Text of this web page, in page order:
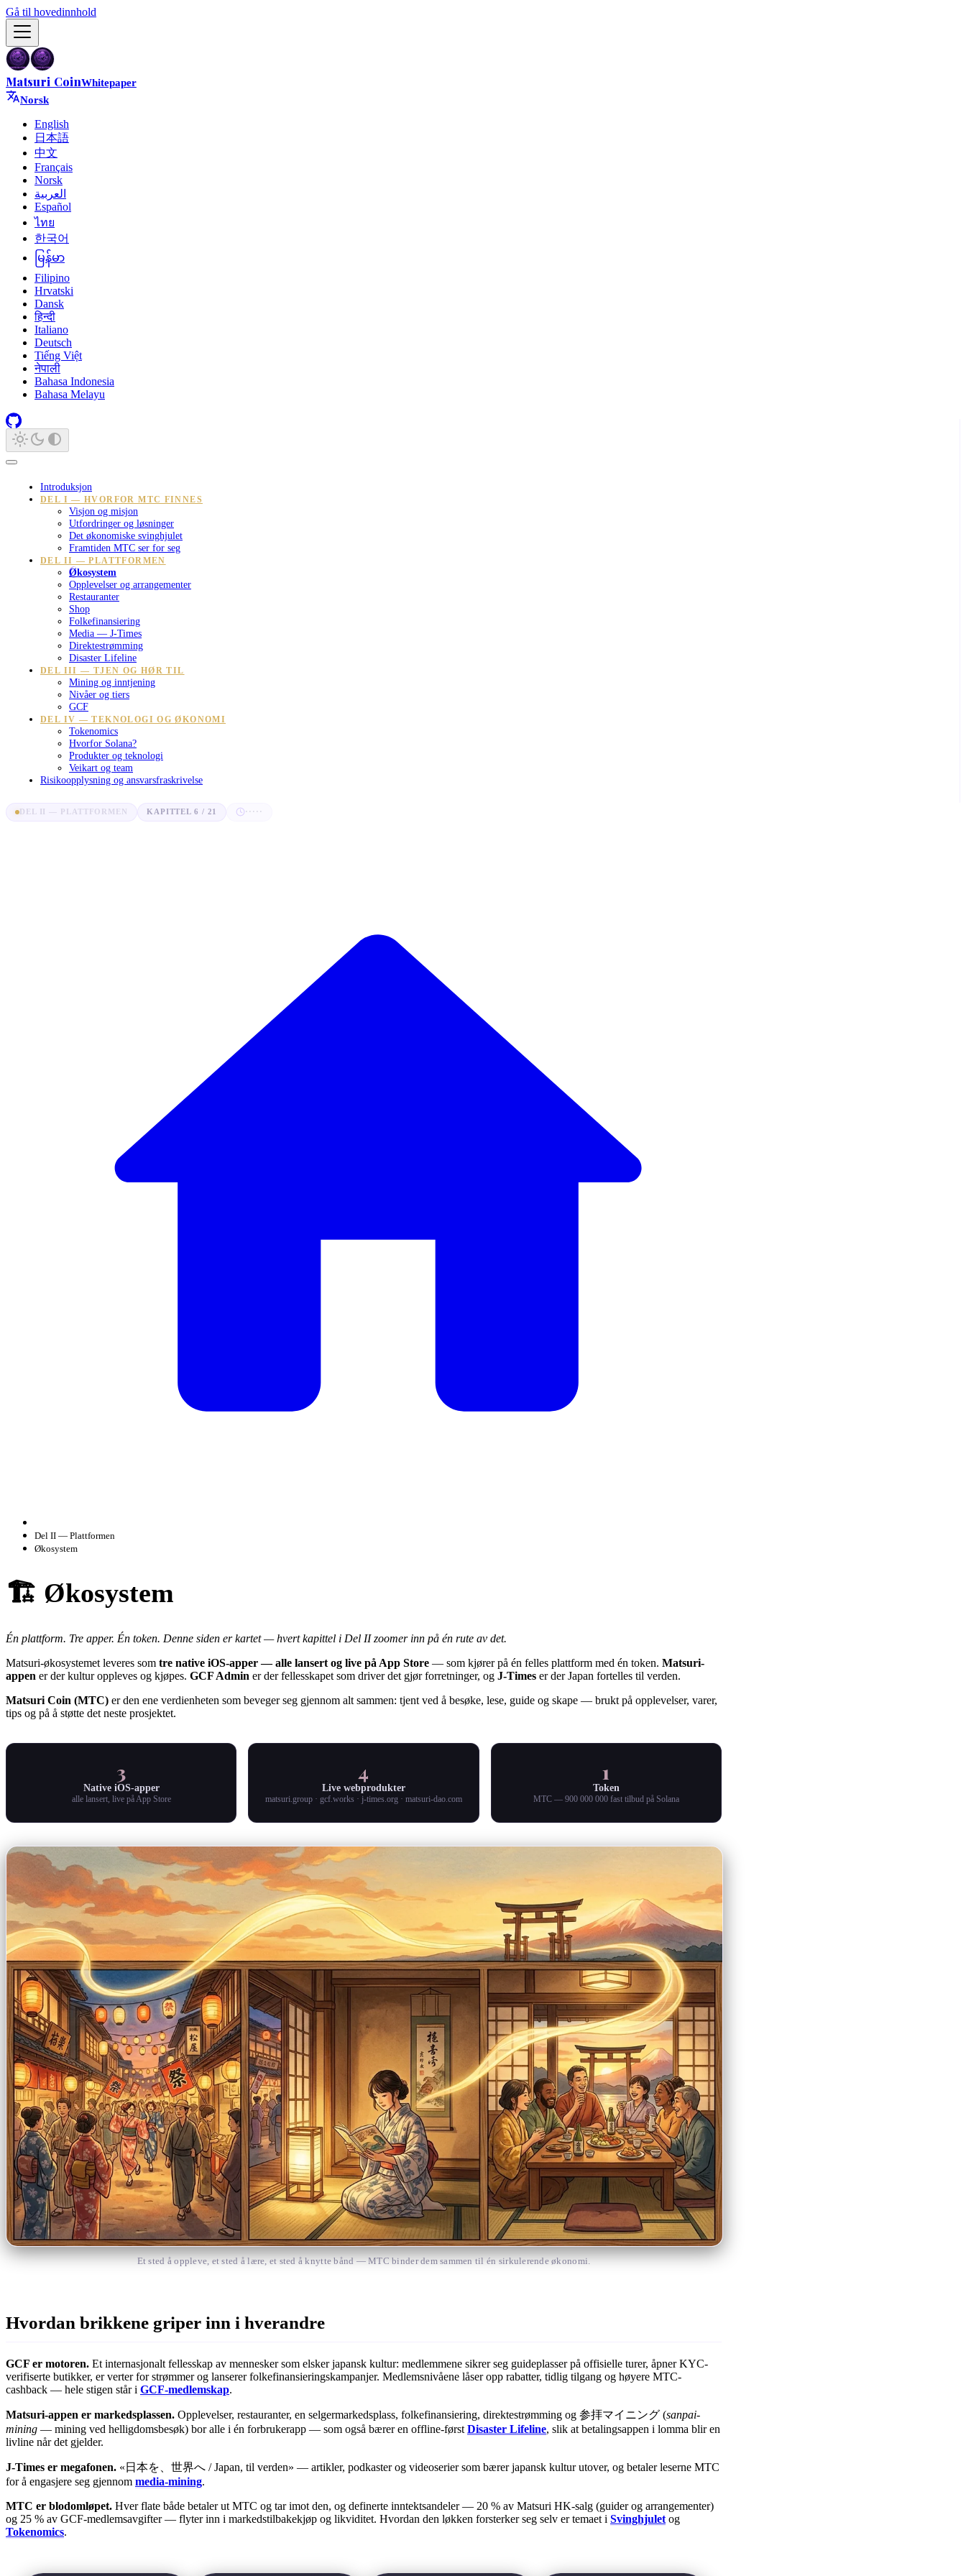
Gå til hovedinnhold
Matsuri CoinWhitepaper
Norsk
English
日本語
中文
Français
Norsk
العربية
Español
ไทย
한국어
မြန်မာ
Filipino
Hrvatski
Dansk
हिन्दी
Italiano
Deutsch
Tiếng Việt
नेपाली
Bahasa Indonesia
Bahasa Melayu
Introduksjon
DEL I — HVORFOR MTC FINNES
Visjon og misjon
Utfordringer og løsninger
Det økonomiske svinghjulet
Framtiden MTC ser for seg
DEL II — PLATTFORMEN
Økosystem
Opplevelser og arrangementer
Restauranter
Shop
Folkefinansiering
Media — J-Times
Direktestrømming
Disaster Lifeline
DEL III — TJEN OG HØR TIL
Mining og inntjening
Nivåer og tiers
GCF
DEL IV — TEKNOLOGI OG ØKONOMI
Tokenomics
Hvorfor Solana?
Produkter og teknologi
Veikart og team
Risikoopplysning og ansvarsfraskrivelse
DEL II — PLATTFORMEN KAPITTEL 6 / 21 ·····
Del II — Plattformen
Økosystem
🏗️ Økosystem
Én plattform. Tre apper. Én token. Denne siden er kartet — hvert kapittel i Del II zoomer inn på én rute av det.
Matsuri-økosystemet leveres som tre native iOS-apper — alle lansert og live på App Store — som kjører på én felles plattform med én token. Matsuri-
appen er der kultur oppleves og kjøpes. GCF Admin er der fellesskapet som driver det gjør forretninger, og J-Times er der Japan fortelles til verden.
Matsuri Coin (MTC) er den ene verdienheten som beveger seg gjennom alt sammen: tjent ved å besøke, lese, guide og skape — brukt på opplevelser, varer,
tips og på å støtte det neste prosjektet.
3
Native iOS-apper
alle lansert, live på App Store
4
Live webprodukter
matsuri.group · gcf.works · j-times.org · matsuri-dao.com
1
Token
MTC — 900 000 000 fast tilbud på Solana
Et sted å oppleve, et sted å lære, et sted å knytte bånd — MTC binder dem sammen til én sirkulerende økonomi.
Hvordan brikkene griper inn i hverandre
GCF er motoren. Et internasjonalt fellesskap av mennesker som elsker japansk kultur: medlemmene sikrer seg guideplasser på offisielle turer, åpner KYC-
verifiserte butikker, er verter for strømmer og lanserer folkefinansieringskampanjer. Medlemsnivåene låser opp rabatter, tidlig tilgang og høyere MTC-
cashback — hele stigen står i GCF-medlemskap.
Matsuri-appen er markedsplassen. Opplevelser, restauranter, en selgermarkedsplass, folkefinansiering, direktestrømming og 参拝マイニング (sanpai-
mining — mining ved helligdomsbesøk) bor alle i én forbrukerapp — som også bærer en offline-først Disaster Lifeline, slik at betalingsappen i lomma blir en
livline når det gjelder.
J-Times er megafonen. «日本を、世界へ / Japan, til verden» — artikler, podkaster og videoserier som bærer japansk kultur utover, og betaler leserne MTC
for å engasjere seg gjennom media-mining.
MTC er blodomløpet. Hver flate både betaler ut MTC og tar imot den, og definerte inntektsandeler — 20 % av Matsuri HK-salg (guider og arrangementer)
og 25 % av GCF-medlemsavgifter — flyter inn i markedstilbakekjøp og likviditet. Hvordan den løkken forsterker seg selv er temaet i Svinghjulet og
Tokenomics.